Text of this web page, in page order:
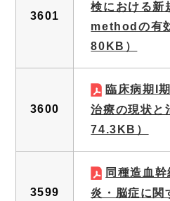
3601
検における
methodの有
80KB）
3600
臨床病期I
治療の現状と
74.3KB）
3599
同種造血
炎・脳症に関